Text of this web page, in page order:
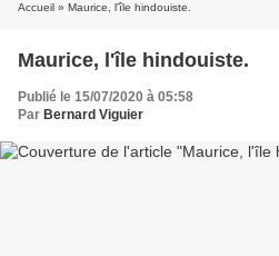
Accueil » Maurice, l'île hindouiste.
Maurice, l'île hindouiste.
Publié le 15/07/2020 à 05:58
Par Bernard Viguier